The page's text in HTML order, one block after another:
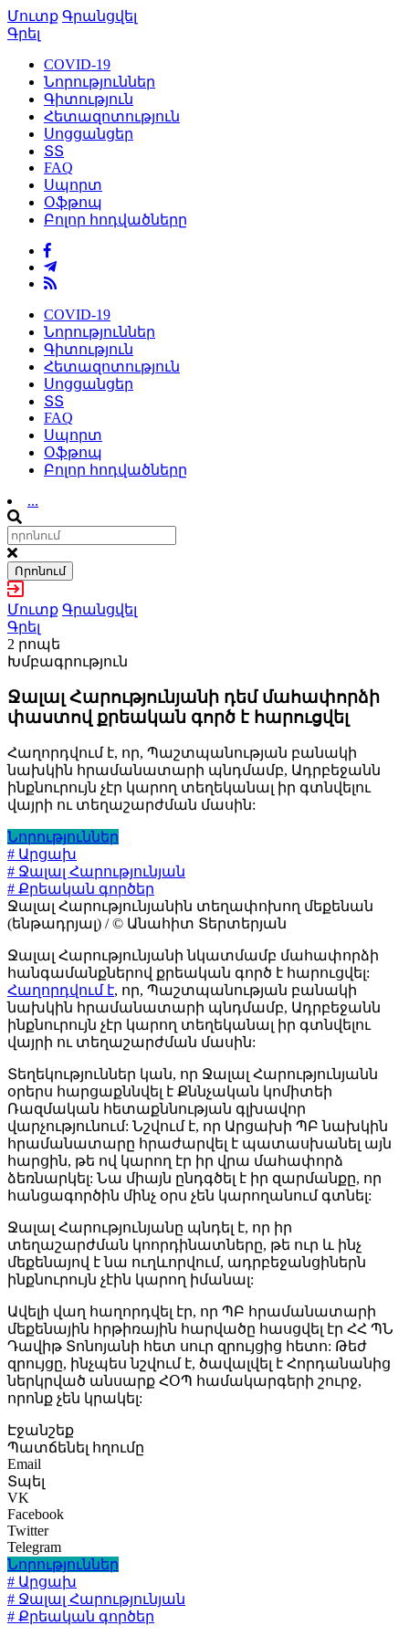
Մուտք Գրանցվել
Գրել
COVID-19
Նորություններ
Գիտություն
Հետազոտություն
Սոցցանցեր
ՏՏ
FAQ
Սպորտ
Օֆթոպ
Բոլոր հոդվածները
COVID-19
Նորություններ
Գիտություն
Հետազոտություն
Սոցցանցեր
ՏՏ
FAQ
Սպորտ
Օֆթոպ
Բոլոր հոդվածները
...
Որոնում
Մուտք Գրանցվել
Գրել
2 րոպե
Խմբագրություն
Ջալալ Հարությունյանի դեմ մահափորձի
փաստով քրեական գործ է հարուցվել
Հաղորդվում է, որ, Պաշտպանության բանակի
նախկին հրամանատարի պնդմամբ, Ադրբեջանն
ինքնուրույն չէր կարող տեղեկանալ իր գտնվելու
վայրի ու տեղաշարժման մասին:
Նորություններ
# Արցախ
# Ջալալ Հարությունյան
# Քրեական գործեր
Ջալալ Հարությունյանին տեղափոխող մեքենան
(ենթադրյալ) / © Անահիտ Տերտերյան
Ջալալ Հարությունյանի նկատմամբ մահափորձի
հանգամանքներով քրեական գործ է հարուցվել:
Հաղորդվում է, որ, Պաշտպանության բանակի
նախկին հրամանատարի պնդմամբ, Ադրբեջանն
ինքնուրույն չէր կարող տեղեկանալ իր գտնվելու
վայրի ու տեղաշարժման մասին:
Տեղեկություններ կան, որ Ջալալ Հարությունյանն
օրերս հարցաքննվել է Քննչական կոմիտեի
Ռազմական հետաքննության գլխավոր
վարչությունում: Նշվում է, որ Արցախի ՊԲ նախկին
հրամանատարը հրաժարվել է պատասխանել այն
հարցին, թե ով կարող էր իր վրա մահափորձ
ձեռնարկել: Նա միայն ընդգծել է իր զարմանքը, որ
հանցագործին մինչ օրս չեն կարողանում գտնել:
Ջալալ Հարությունյանը պնդել է, որ իր
տեղաշարժման կոորդինատները, թե ուր և ինչ
մեքենայով է նա ուղևորվում, ադրբեջանցիներն
ինքնուրույն չէին կարող իմանալ:
Ավելի վաղ հաղորդվել էր, որ ՊԲ հրամանատարի
մեքենային հրթիռային հարվածը հասցվել էր ՀՀ ՊՆ
Դավիթ Տոնոյանի հետ սուր զրույցից հետո: Թեժ
զրույցը, ինչպես նշվում է, ծավալվել է Հորդանանից
ներկրված անսարք ՀՕՊ համակարգերի շուրջ,
որոնք չեն կրակել:
Էջանշեք
Պատճենել հղումը
Email
Տպել
VK
Facebook
Twitter
Telegram
Նորություններ
# Արցախ
# Ջալալ Հարությունյան
# Քրեական գործեր